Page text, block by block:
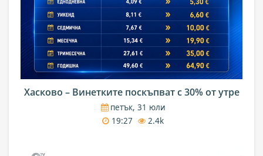
Хасково – Винетките поскъпват с 30% от утре
петък, 31 юли
19:27
2.4k